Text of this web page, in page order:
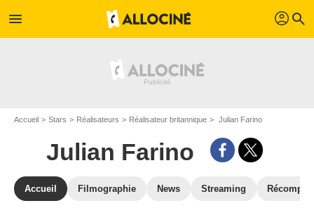
menu profil search
Accueil Stars Réalisateurs Réalisateur britannique Julian Farino
Julian Farino
Accueil Filmographie News Streaming